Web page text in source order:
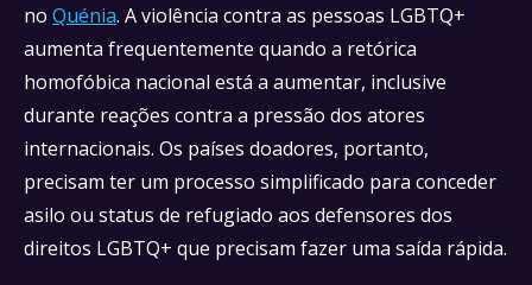
no Quénia. A violência contra as pessoas LGBTQ+
aumenta frequentemente quando a retórica
homofóbica nacional está a aumentar, inclusive
durante reações contra a pressão dos atores
internacionais. Os países doadores, portanto,
precisam ter um processo simplificado para conceder
asilo ou status de refugiado aos defensores dos
direitos LGBTQ+ que precisam fazer uma saída rápida.